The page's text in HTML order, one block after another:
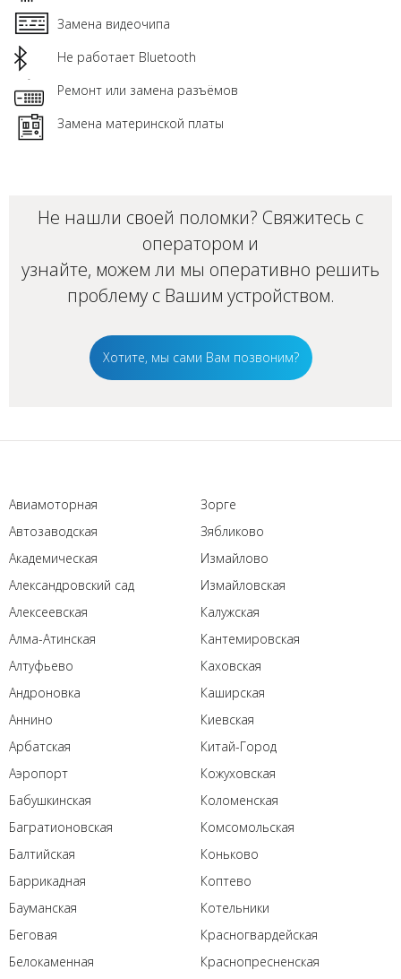
Замена видеочипа
Не работает Bluetooth
Ремонт или замена разъёмов
Замена материнской платы
Не нашли своей поломки? Свяжитесь с
оператором и
узнайте, можем ли мы оперативно решить
проблему с Вашим устройством.
Хотите, мы сами Вам позвоним?
Авиамоторная
Автозаводская
Академическая
Александровский сад
Алексеевская
Алма-Атинская
Алтуфьево
Андроновка
Аннино
Арбатская
Аэропорт
Бабушкинская
Багратионовская
Балтийская
Баррикадная
Бауманская
Беговая
Белокаменная
Зорге
Зябликово
Измайлово
Измайловская
Калужская
Кантемировская
Каховская
Каширская
Киевская
Китай-Город
Кожуховская
Коломенская
Комсомольская
Коньково
Коптево
Котельники
Красногвардейская
Краснопресненская